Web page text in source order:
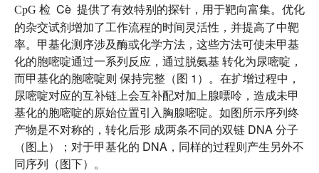
CpG 检 Cè 提供了有效特别的探针，用于靶向富集。优化
的杂交试剂增加了工作流程的时间灵活性，并提高了中靶
率。甲基化测序涉及酶或化学方法，这些方法可使未甲基
化的胞嘧啶通过一系列反应，通过脱氨基 转化为尿嘧啶，
而甲基化的胞嘧啶则 保持完整（图 1）。在扩增过程中，
尿嘧啶对应的互补链上会互补配对加上腺嘌呤，造成未甲
基化的胞嘧啶的原始位置引入胸腺嘧啶。如图所示序列终
产物是不对称的，转化后形 成两条不同的双链 DNA 分子
（图上）；对于甲基化的 DNA，同样的过程则产生另外不
同序列（图下）。